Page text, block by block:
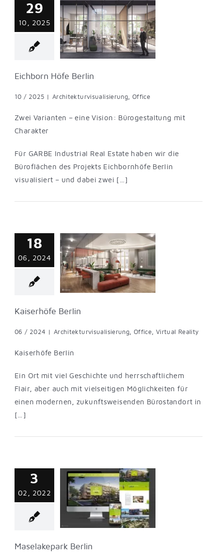
29
10, 2025
Höfe Berlin
Eichborn Höfe Berlin
10 / 2025 | Architekturvisualisierung, Office
Zwei Varianten – eine Vision: Bürogestaltung mit
Charakter
Für GARBE Industrial Real Estate haben wir die
Büroflächen des Projekts Eichbornhöfe Berlin
visualisiert – und dabei zwei […]
18
06, 2024
Berlin
Virtual Reality
Kaiserhöfe Berlin
06 / 2024 | Architekturvisualisierung, Office, Virtual Reality
Kaiserhöfe Berlin
Ein Ort mit viel Geschichte und herrschaftlichem
Flair, aber auch mit vielseitigen Möglichkeiten für
einen modernen, zukunftsweisenden Bürostandort in
[…]
3
02, 2022
Berlin
Wohnungsfinder
Maselakepark Berlin